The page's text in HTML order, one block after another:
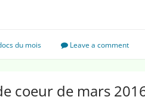
du mois Leave a comment
coeur de mars